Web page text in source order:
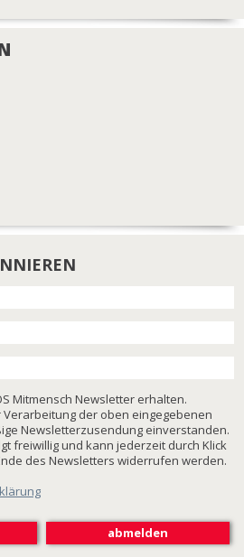
Mitmensch Newsletter erhalten.
Verarbeitung der oben eingegebenen
Newsletterzusendung einverstanden.
freiwillig und kann jederzeit durch Klick
des Newsletters widerrufen werden.